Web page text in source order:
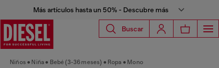
Más artículos hasta un 50% - Descubre más
Buscar
Niños Niña Bebé (3-36 meses) Ropa Mono